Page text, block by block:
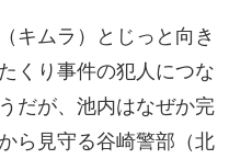
キムラ）とじっと向き
くり事件の犯人につな
だが、池内はなぜか完
ら見守る谷崎警部（北